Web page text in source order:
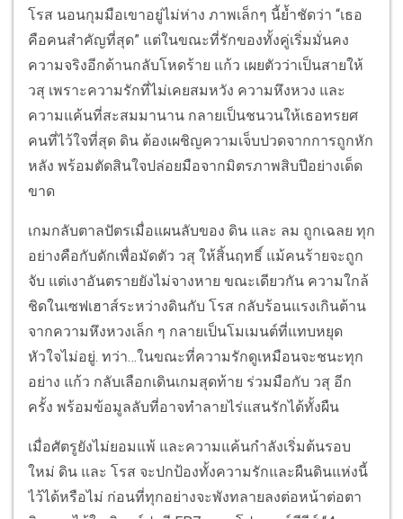
โรส นอนกุมมือเขาอยู่ไม่ห่าง ภาพเล็กๆ นี้ย้ำชัดว่า “เธอ
คือคนสำคัญที่สุด” แต่ในขณะที่รักของทั้งคู่เริ่มมั่นคง
ความจริงอีกด้านกลับโหดร้าย แก้ว เผยตัวว่าเป็นสายให้
วสุ เพราะความรักที่ไม่เคยสมหวัง ความหึงหวง และ
ความแค้นที่สะสมมานาน กลายเป็นชนวนให้เธอทรยศ
คนที่ไว้ใจที่สุด ดิน ต้องเผชิญความเจ็บปวดจากการถูกหัก
หลัง พร้อมตัดสินใจปล่อยมือจากมิตรภาพสิบปีอย่างเด็ด
ขาด
เกมกลับตาลปัตรเมื่อแผนลับของ ดิน และ ลม ถูกเฉลย ทุก
อย่างคือกับดักเพื่อมัดตัว วสุ ให้สิ้นฤทธิ์ แม้คนร้ายจะถูก
จับ แต่เงาอันตรายยังไม่จางหาย ขณะเดียวกัน ความใกล้
ชิดในเซฟเฮาส์ระหว่างดินกับ โรส กลับร้อนแรงเกินต้าน
จากความหึงหวงเล็ก ๆ กลายเป็นโมเมนต์ที่แทบหยุด
หัวใจไม่อยู่. ทว่า…ในขณะที่ความรักดูเหมือนจะชนะทุก
อย่าง แก้ว กลับเลือกเดินเกมสุดท้าย ร่วมมือกับ วสุ อีก
ครั้ง พร้อมข้อมูลลับที่อาจทำลายไร่แสนรักได้ทั้งผืน
เมื่อศัตรูยังไม่ยอมแพ้ และความแค้นกำลังเริ่มต้นรอบ
ใหม่ ดิน และ โรส จะปกป้องทั้งความรักและผืนดินแห่งนี้
ไว้ได้หรือไม่ ก่อนที่ทุกอย่างจะพังทลายลงต่อหน้าต่อตา